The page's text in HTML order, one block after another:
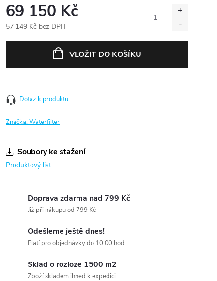
69 150 Kč
57 149 Kč bez DPH
VLOŽIT DO KOŠÍKU
Dotaz k produktu
Značka:Waterfilter
Soubory ke stažení
Produktový list
Doprava zdarma nad 799 Kč
Již při nákupu od 799 Kč
Odešleme ještě dnes!
Platí pro objednávky do 10:00 hod.
Sklad o rozloze 1500 m2
Zboží skladem ihned k expedici